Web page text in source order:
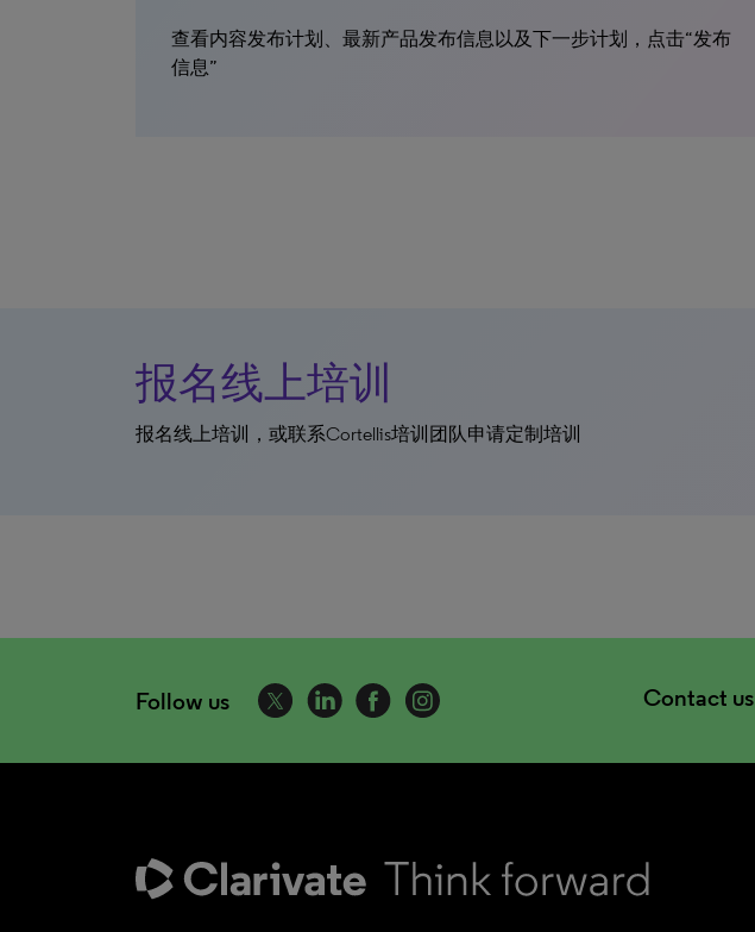
查看内容发布计划、最新产品发布信息以及下一步计划，点击“发布
信息”
报名线上培训
报名线上培训，或联系Cortellis培训团队申请定制培训
Follow us Contact us